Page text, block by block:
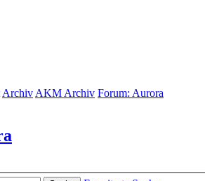
Archiv AKM Archiv Forum: Aurora